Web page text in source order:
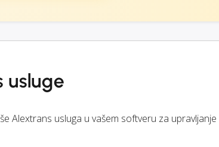
usluge
Alextrans usluga u vašem softveru za